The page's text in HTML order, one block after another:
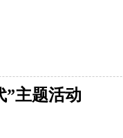
”主题活动